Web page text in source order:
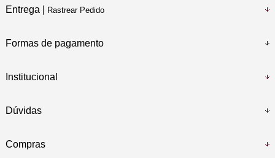
Entrega | Rastrear Pedido
Formas de pagamento
Institucional
Dúvidas
Compras